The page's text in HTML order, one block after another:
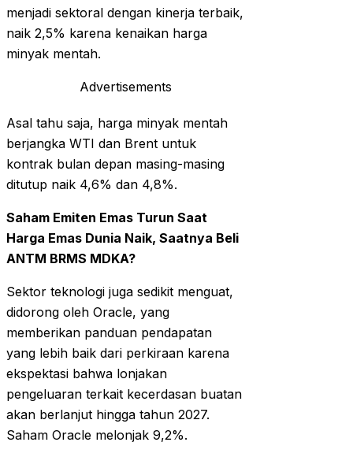
menjadi sektoral dengan kinerja terbaik,
naik 2,5% karena kenaikan harga
minyak mentah.
Advertisements
Asal tahu saja, harga minyak mentah
berjangka WTI dan Brent untuk
kontrak bulan depan masing-masing
ditutup naik 4,6% dan 4,8%.
Saham Emiten Emas Turun Saat
Harga Emas Dunia Naik, Saatnya Beli
ANTM BRMS MDKA?
Sektor teknologi juga sedikit menguat,
didorong oleh Oracle, yang
memberikan panduan pendapatan
yang lebih baik dari perkiraan karena
ekspektasi bahwa lonjakan
pengeluaran terkait kecerdasan buatan
akan berlanjut hingga tahun 2027.
Saham Oracle melonjak 9,2%.